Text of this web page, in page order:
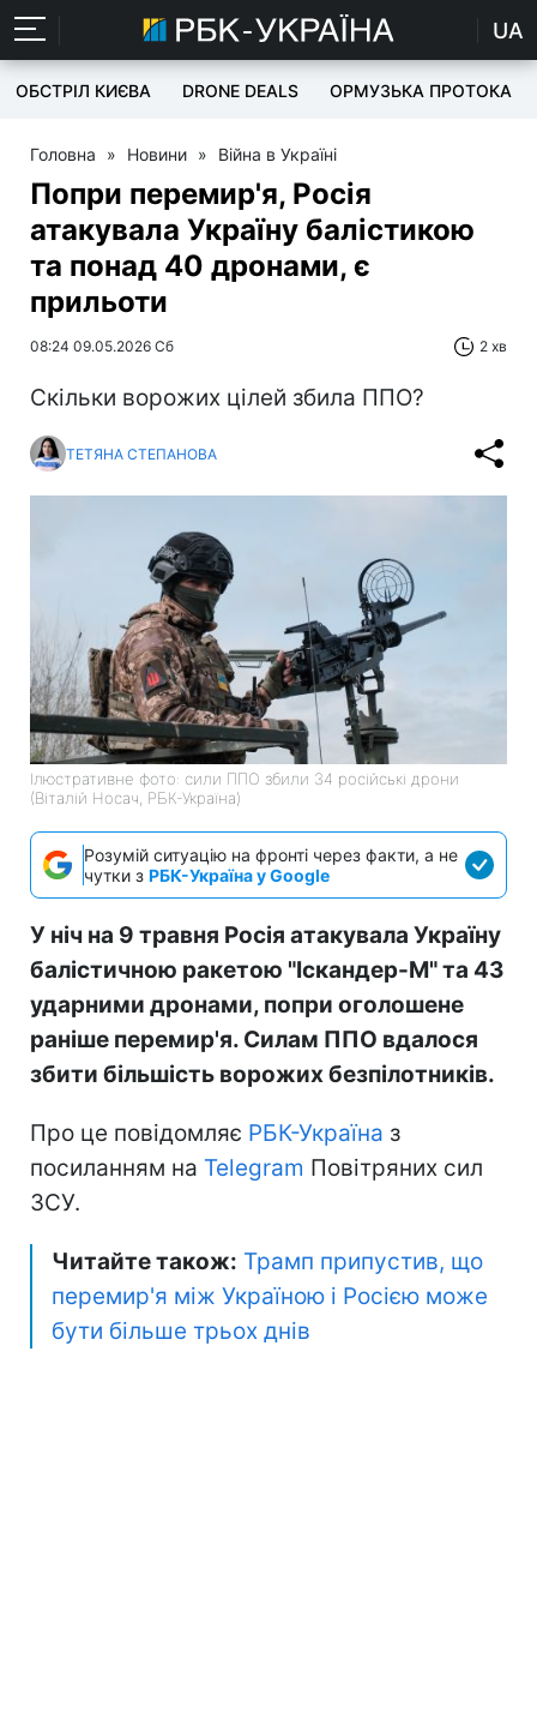
UA
ОБСТРІЛ КИЄВА DRONE DEALS ОРМУЗЬКА ПРОТОКА
Головна » Новини » Війна в Україні
Попри перемир'я, Росія
атакувала Україну балістикою
та понад 40 дронами, є
прильоти
08:24 09.05.2026 Сб 2 хв
Скільки ворожих цілей збила ППО?
ТЕТЯНА СТЕПАНОВА
Ілюстративне фото: сили ППО збили 34 російські дрони
(Віталій Носач, РБК-Україна)
Розумій ситуацію на фронті через факти, а не
чутки з РБК-Україна у Google
У ніч на 9 травня Росія атакувала Україну
балістичною ракетою "Іскандер-М" та 43
ударними дронами, попри оголошене
раніше перемир'я. Силам ППО вдалося
збити більшість ворожих безпілотників.
Про це повідомляє РБК-Україна з
посиланням на Telegram Повітряних сил
ЗСУ.
Читайте також: Трамп припустив, що
перемир'я між Україною і Росією може
бути більше трьох днів